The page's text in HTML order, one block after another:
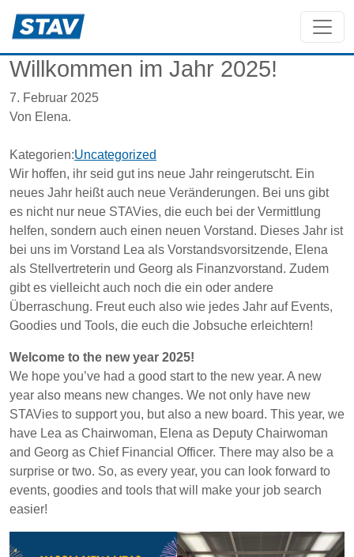
Willkommen im Jahr 2025!
7. Februar 2025
Von Elena.
Kategorien:Uncategorized
Wir hoffen, ihr seid gut ins neue Jahr reingerutscht. Ein
neues Jahr heißt auch neue Veränderungen. Bei uns gibt
es nicht nur neue STAVies, die euch bei der Vermittlung
helfen, sondern auch einen neuen Vorstand. Dieses Jahr ist
bei uns im Vorstand Lea als Vorstandsvorsitzende, Elena
als Stellvertreterin und Georg als Finanzvorstand. Zudem
gibt es vielleicht auch noch die ein oder andere
Überraschung. Freut euch also wie jedes Jahr auf Events,
Goodies und Tools, die euch die Jobsuche erleichtern!
Welcome to the new year 2025!
We hope you’ve had a good start to the new year. A new
year also means new changes. We not only have new
STAVies to support you, but also a new board. This year, we
have Lea as Chairwoman, Elena as Deputy Chairwoman
and Georg as Chief Financial Officer. There may also be a
surprise or two. So, as every year, you can look forward to
events, goodies and tools that will make your job search
easier!